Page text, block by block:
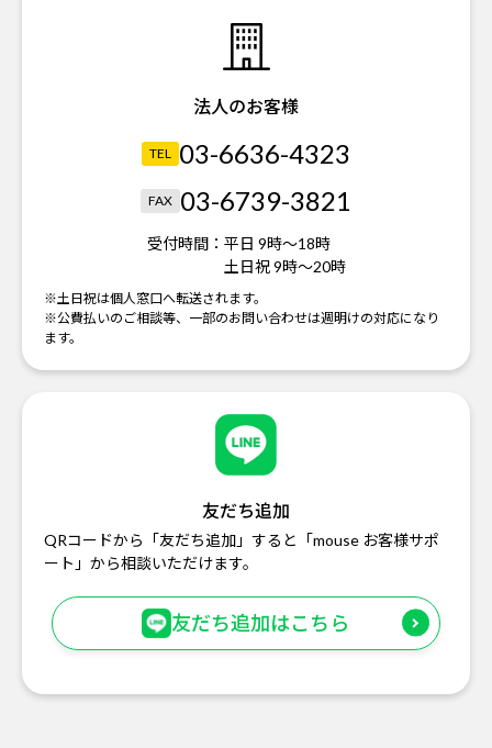
法人のお客様
TEL 03-6636-4323
FAX 03-6739-3821
受付時間： 平日 9時～18時
土日祝 9時～20時
※土日祝は個人窓口へ転送されます。
※公費払いのご相談等、一部のお問い合わせは週明けの対応になり
ます。
友だち追加
QRコードから「友だち追加」すると「mouse お客様サポ
ート」から相談いただけます。
友だち追加はこちら